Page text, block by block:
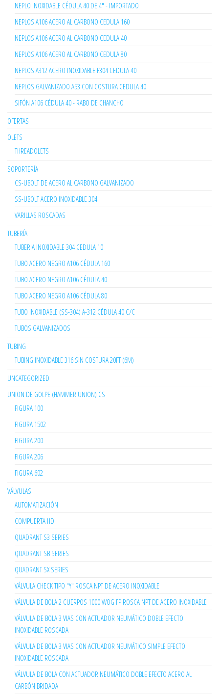
NEPLO INOXIDABLE CÉDULA 40 DE 4" - IMPORTADO
NEPLOS A106 ACERO AL CARBONO CEDULA 160
NEPLOS A106 ACERO AL CARBONO CEDULA 40
NEPLOS A106 ACERO AL CARBONO CEDULA 80
NEPLOS A312 ACERO INOXIDABLE F304 CEDULA 40
NEPLOS GALVANIZADO A53 CON COSTURA CEDULA 40
SIFÓN A106 CÉDULA 40 - RABO DE CHANCHO
OFERTAS
OLETS
THREADOLETS
SOPORTERÍA
CS-UBOLT DE ACERO AL CARBONO GALVANIZADO
SS-UBOLT ACERO INOXIDABLE 304
VARILLAS ROSCADAS
TUBERÍA
TUBERIA INOXIDABLE 304 CEDULA 10
TUBO ACERO NEGRO A106 CÉDULA 160
TUBO ACERO NEGRO A106 CÉDULA 40
TUBO ACERO NEGRO A106 CÉDULA 80
TUBO INOXIDABLE (SS-304) A-312 CÉDULA 40 C/C
TUBOS GALVANIZADOS
TUBING
TUBING INOXIDABLE 316 SIN COSTURA 20FT (6M)
UNCATEGORIZED
UNION DE GOLPE (HAMMER UNION) CS
FIGURA 100
FIGURA 1502
FIGURA 200
FIGURA 206
FIGURA 602
VÁLVULAS
AUTOMATIZACIÓN
COMPUERTA HD
QUADRANT S3 SERIES
QUADRANT SB SERIES
QUADRANT SX SERIES
VÁLVULA CHECK TIPO "Y" ROSCA NPT DE ACERO INOXIDABLE
VÁLVULA DE BOLA 2 CUERPOS 1000 WOG FP ROSCA NPT DE ACERO INOXIDABLE
VÁLVULA DE BOLA 3 VIAS CON ACTUADOR NEUMÁTICO DOBLE EFECTO
INOXIDABLE ROSCADA
VÁLVULA DE BOLA 3 VIAS CON ACTUADOR NEUMÁTICO SIMPLE EFECTO
INOXIDABLE ROSCADA
VÁLVULA DE BOLA CON ACTUADOR NEUMÁTICO DOBLE EFECTO ACERO AL
CARBÓN BRIDADA